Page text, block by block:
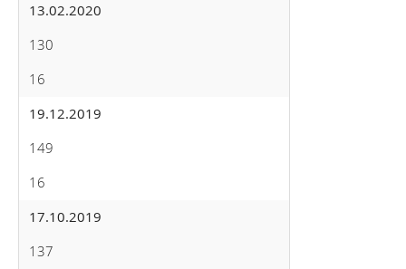
13.02.2020
130
16
19.12.2019
149
16
17.10.2019
137